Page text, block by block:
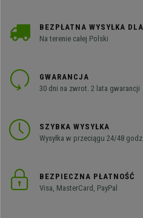
BEZPŁATNA WYSYŁKA
Na terenie całej Polski
GWARANCJA
30 dni na zwrot. 2 lata gwarancji
SZYBKA WYSYŁKA
Wysyłka w przeciągu 24/48
BEZPIECZNA PŁATNOŚĆ
Visa, MasterCard, PayPal